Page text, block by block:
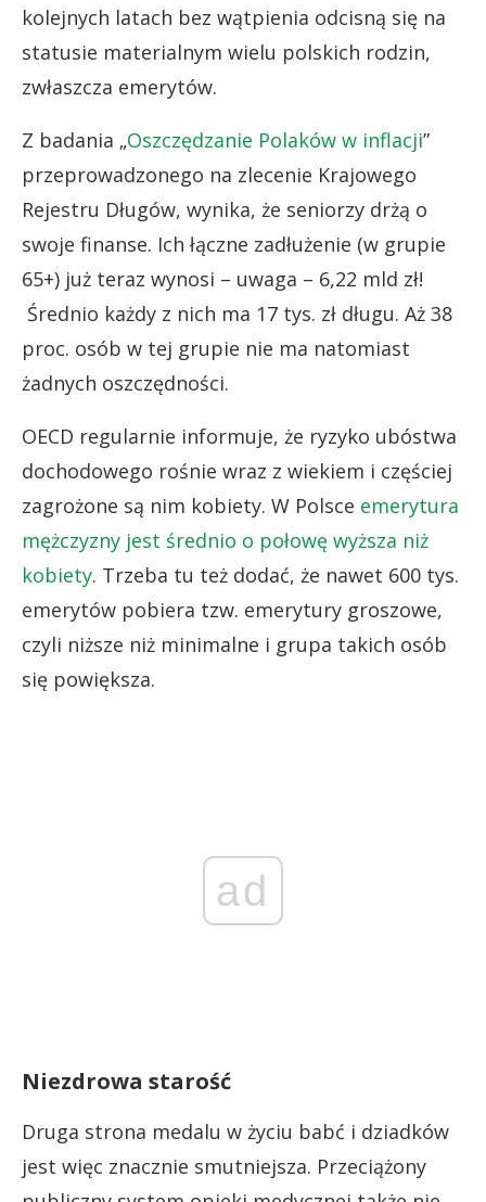
kolejnych latach bez wątpienia odcisną się na
statusie materialnym wielu polskich rodzin,
zwłaszcza emerytów.
Z badania „Oszczędzanie Polaków w inflacji”
przeprowadzonego na zlecenie Krajowego
Rejestru Długów, wynika, że seniorzy drżą o
swoje finanse. Ich łączne zadłużenie (w grupie
65+) już teraz wynosi – uwaga – 6,22 mld zł!
Średnio każdy z nich ma 17 tys. zł długu. Aż 38
proc. osób w tej grupie nie ma natomiast
żadnych oszczędności.
OECD regularnie informuje, że ryzyko ubóstwa
dochodowego rośnie wraz z wiekiem i częściej
zagrożone są nim kobiety. W Polsce emerytura
mężczyzny jest średnio o połowę wyższa niż
kobiety. Trzeba tu też dodać, że nawet 600 tys.
emerytów pobiera tzw. emerytury groszowe,
czyli niższe niż minimalne i grupa takich osób
się powiększa.
ad
Niezdrowa starość
Druga strona medalu w życiu babć i dziadków
jest więc znacznie smutniejsza. Przeciążony